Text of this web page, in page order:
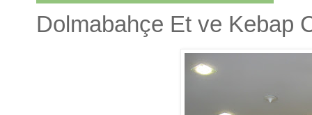
Dolmabahçe Et ve Kebap